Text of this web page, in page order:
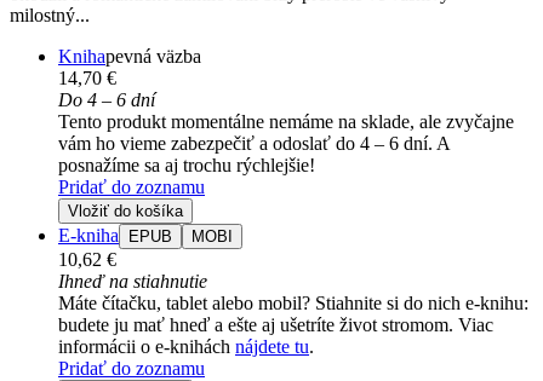
milostný...
Knihapevná väzba
14,70 €
Do 4 – 6 dní
Tento produkt momentálne nemáme na sklade, ale zvyčajne
vám ho vieme zabezpečiť a odoslať do 4 – 6 dní. A
posnažíme sa aj trochu rýchlejšie!
Pridať do zoznamu
Vložiť do košíka
E-kniha EPUB MOBI
10,62 €
Ihneď na stiahnutie
Máte čítačku, tablet alebo mobil? Stiahnite si do nich e-knihu:
budete ju mať hneď a ešte aj ušetríte život stromom. Viac
informácii o e-knihách nájdete tu.
Pridať do zoznamu